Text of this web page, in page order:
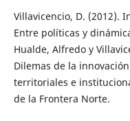
Villavicencio, D. (2012).
Entre políticas y
Hualde, Alfredo y
Dilemas de la
territoriales e
de la Frontera Norte.